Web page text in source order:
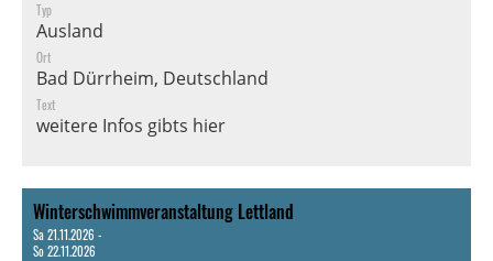
Typ
Ausland
Ort
Bad Dürrheim, Deutschland
Text
weitere Infos gibts hier
Winterschwimmveranstaltung Lettland
Sa 21.11.2026 -
So 22.11.2026